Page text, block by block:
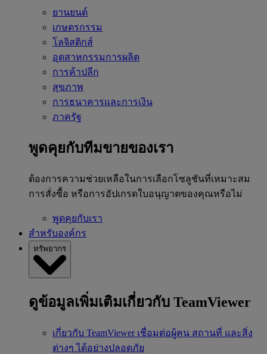
ยานยนต์
เกษตรกรรม
โลจิสติกส์
อุตสาหกรรมการผลิต
การค้าปลีก
สุขภาพ
การธนาคารและการเงิน
ภาครัฐ
พูดคุยกับทีมขายของเรา
ต้องการความช่วยเหลือในการเลือกโซลูชันที่เหมาะสม
การสั่งซื้อ หรือการอัปเกรดใบอนุญาตของคุณหรือไม่
พูดคุยกับเรา
สำหรับองค์กร
ทรัพยากร
ดูข้อมูลเพิ่มเติมเกี่ยวกับ TeamViewer
เกี่ยวกับ TeamViewer เชื่อมต่อผู้คน สถานที่ และสิ่ง
ต่างๆ ได้อย่างปลอดภัย